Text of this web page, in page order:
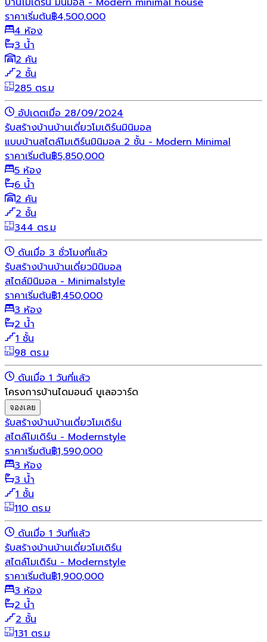
ราคาเริ่มต้น฿4,500,000
4 ห้อง
3 น้ำ
2 คัน
2 ชั้น
285 ตร.ม
อัปเดตเมื่อ 28/09/2024
รับสร้างบ้านบ้านเดี่ยวโมเดิร์นมินิมอล
แบบบ้านสไตล์โมเดิร์นมินิมอล 2 ชั้น - Modern Minimal
ราคาเริ่มต้น฿5,850,000
5 ห้อง
6 น้ำ
2 คัน
2 ชั้น
344 ตร.ม
ดันเมื่อ 3 ชั่วโมงที่แล้ว
รับสร้างบ้านบ้านเดี่ยวมินิมอล
สไตล์มินิมอล - Minimalstyle
ราคาเริ่มต้น฿1,450,000
3 ห้อง
2 น้ำ
1 ชั้น
98 ตร.ม
ดันเมื่อ 1 วันที่แล้ว
โครงการบ้านไดมอนด์ บูเลอวาร์ด
จองเลย
รับสร้างบ้านบ้านเดี่ยวโมเดิร์น
สไตล์โมเดิร์น - Modernstyle
ราคาเริ่มต้น฿1,590,000
3 ห้อง
3 น้ำ
1 ชั้น
110 ตร.ม
ดันเมื่อ 1 วันที่แล้ว
รับสร้างบ้านบ้านเดี่ยวโมเดิร์น
สไตล์โมเดิร์น - Modernstyle
ราคาเริ่มต้น฿1,900,000
3 ห้อง
2 น้ำ
2 ชั้น
131 ตร.ม